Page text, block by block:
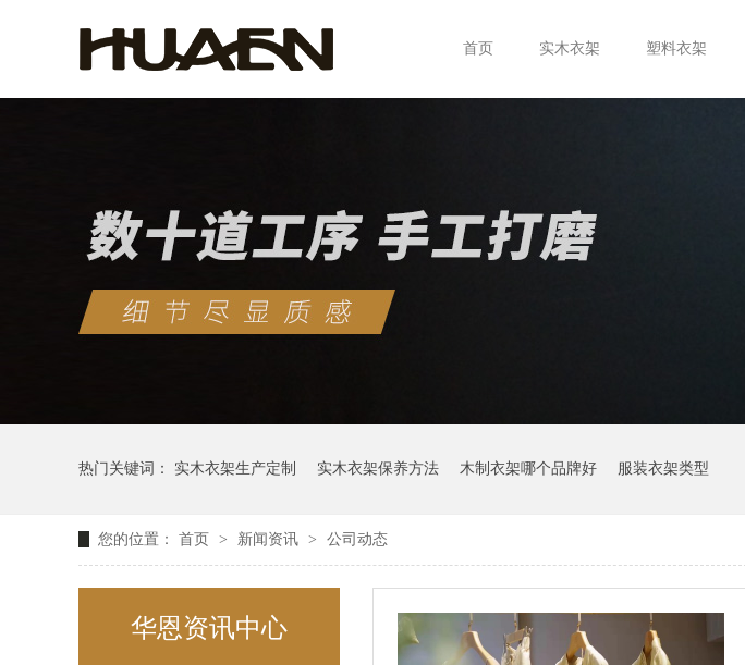
首页 实木衣架 塑料衣架
热门关键词： 实木衣架生产定制 实木衣架保养方法 木制衣架哪个品牌好 服装衣架类型
您的位置： 首页 > 新闻资讯 > 公司动态
华恩资讯中心